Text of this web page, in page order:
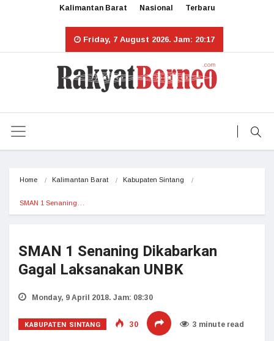
Kalimantan Barat Nasional Terbaru
Friday, 7 August 2026. Jam: 20:17
Home Kalimantan Barat Kabupaten Sintang
SMAN 1 Senaning…
SMAN 1 Senaning Dikabarkan
Gagal Laksanakan UNBK
Monday, 9 April 2018. Jam: 08:30
KABUPATEN SINTANG 30 3 minute read